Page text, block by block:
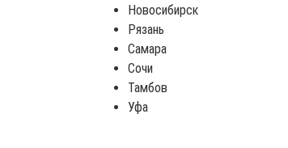
Новосибирск
Рязань
Самара
Сочи
Тамбов
Уфа
В корзину